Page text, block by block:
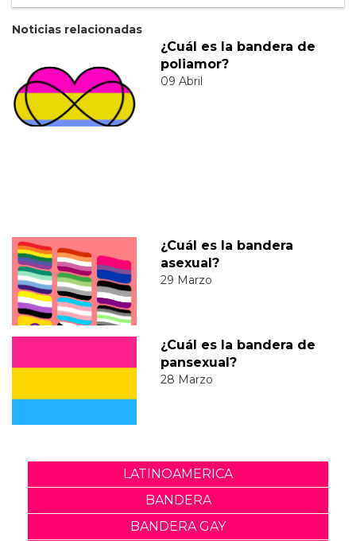
Noticias relacionadas
¿Cuál es la bandera de
poliamor?
09 Abril
¿Cuál es la bandera
asexual?
29 Marzo
¿Cuál es la bandera de
pansexual?
28 Marzo
LATINOAMERICA
BANDERA
BANDERA GAY